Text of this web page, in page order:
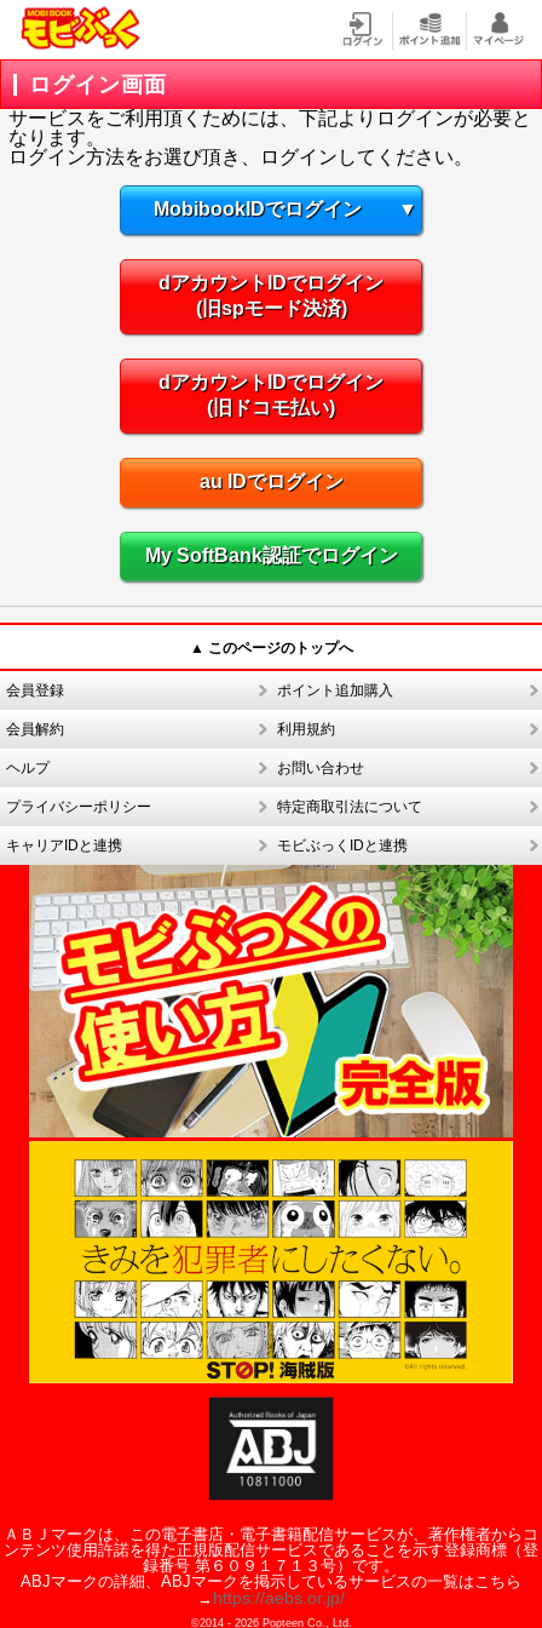
ログイン画面
サービスをご利用頂くためには、下記よりログインが必要と
なります。
ログイン方法をお選び頂き、ログインしてください。
MobibookIDでログイン ▼
dアカウントIDでログイン
(旧spモード決済)
dアカウントIDでログイン
(旧ドコモ払い)
au IDでログイン
My SoftBank認証でログイン
▲ このページのトップへ
会員登録 ポイント追加購入
会員解約 利用規約
ヘルプ お問い合わせ
プライバシーポリシー 特定商取引法について
キャリアIDと連携 モビぶっくIDと連携
ＡＢＪマークは、この電子書店・電子書籍配信サービスが、著作権者からコ
ンテンツ使用許諾を得た正規版配信サービスであることを示す登録商標（登
録番号 第６０９１７１３号）です。
ABJマークの詳細、ABJマークを掲示しているサービスの一覧はこちら
→ https://aebs.or.jp/
©2014 - 2026Popteen Co., Ltd.